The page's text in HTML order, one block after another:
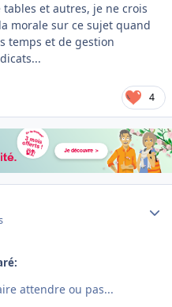
et autres, je ne crois
morale sur ce sujet quand
temps et de gestion
4
attendre ou pas...